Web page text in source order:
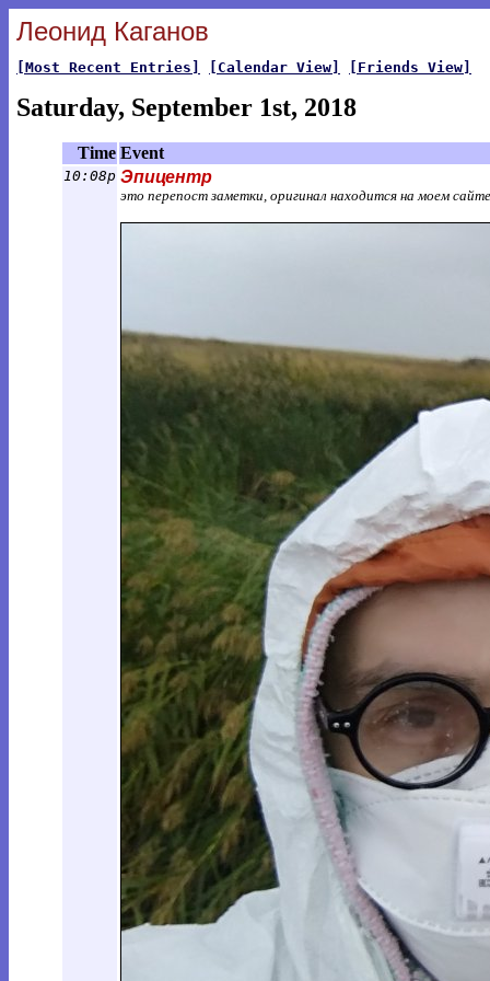
Леонид Каганов
[Most Recent Entries] [Calendar View] [Friends View]
Saturday, September 1st, 2018
Time Event
10:08p Эпицентр
это перепост заметки, оригинал находится на моем